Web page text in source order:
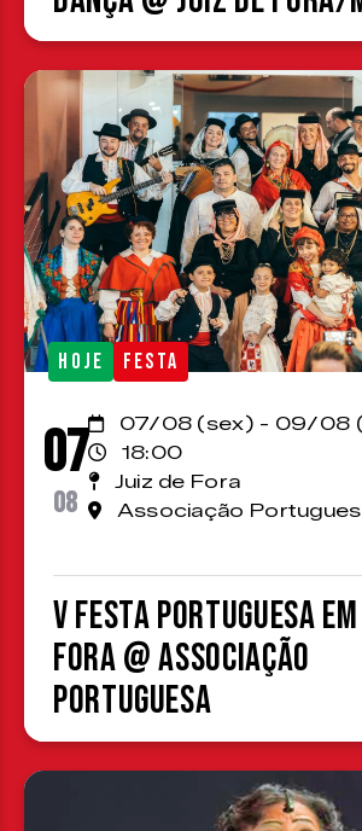
HOJE FESTA
07
08
07/08 (sex) - 09/08
18:00
Juiz de Fora
Associação
V Festa Portuguesa
Fora @ Associação
Portuguesa